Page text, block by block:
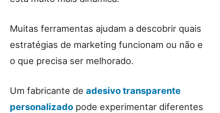
Muitas ferramentas ajudam a descobrir quais
estratégias de marketing funcionam ou não e
o que precisa ser melhorado.
Um fabricante de adesivo transparente
personalizado pode experimentar diferentes